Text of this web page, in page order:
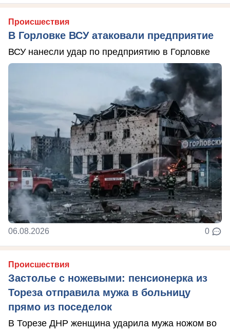
Происшествия
В Горловке ВСУ атаковали предприятие
ВСУ нанесли удар по предприятию в Горловке
06.08.2026 0
Происшествия
Застолье с ножевыми: пенсионерка из
Тореза отправила мужа в больницу
прямо из поседелок
В Торезе ДНР женщина ударила мужа ножом во